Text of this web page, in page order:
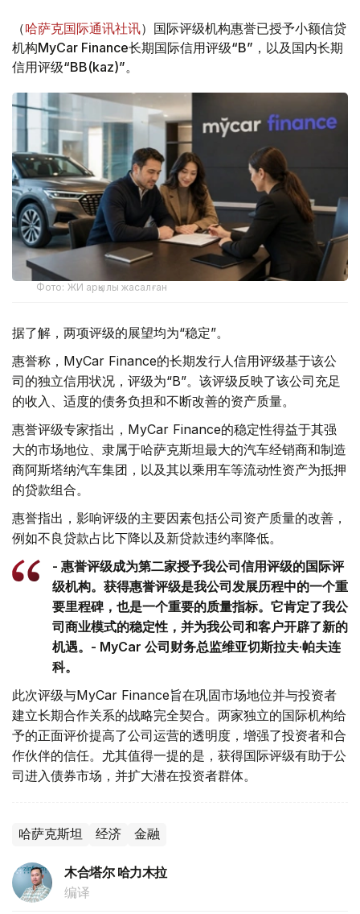
（哈萨克国际通讯社讯）国际评级机构惠誉已授予小额信贷
机构MyCar Finance长期国际信用评级“B”，以及国内长期
信用评级“BB(kaz)”。
Фото: ЖИ арқылы жасалған
据了解，两项评级的展望均为“稳定”。
惠誉称，MyCar Finance的长期发行人信用评级基于该公
司的独立信用状况，评级为“B”。该评级反映了该公司充足
的收入、适度的债务负担和不断改善的资产质量。
惠誉评级专家指出，MyCar Finance的稳定性得益于其强
大的市场地位、隶属于哈萨克斯坦最大的汽车经销商和制造
商阿斯塔纳汽车集团，以及其以乘用车等流动性资产为抵押
的贷款组合。
惠誉指出，影响评级的主要因素包括公司资产质量的改善，
例如不良贷款占比下降以及新贷款违约率降低。
- 惠誉评级成为第二家授予我公司信用评级的国际评
级机构。获得惠誉评级是我公司发展历程中的一个重
要里程碑，也是一个重要的质量指标。它肯定了我公
司商业模式的稳定性，并为我公司和客户开辟了新的
机遇。- MyCar 公司财务总监维亚切斯拉夫·帕夫连
科。
此次评级与MyCar Finance旨在巩固市场地位并与投资者
建立长期合作关系的战略完全契合。两家独立的国际机构给
予的正面评价提高了公司运营的透明度，增强了投资者和合
作伙伴的信任。尤其值得一提的是，获得国际评级有助于公
司进入债券市场，并扩大潜在投资者群体。
哈萨克斯坦 经济 金融
木合塔尔 哈力木拉
编译